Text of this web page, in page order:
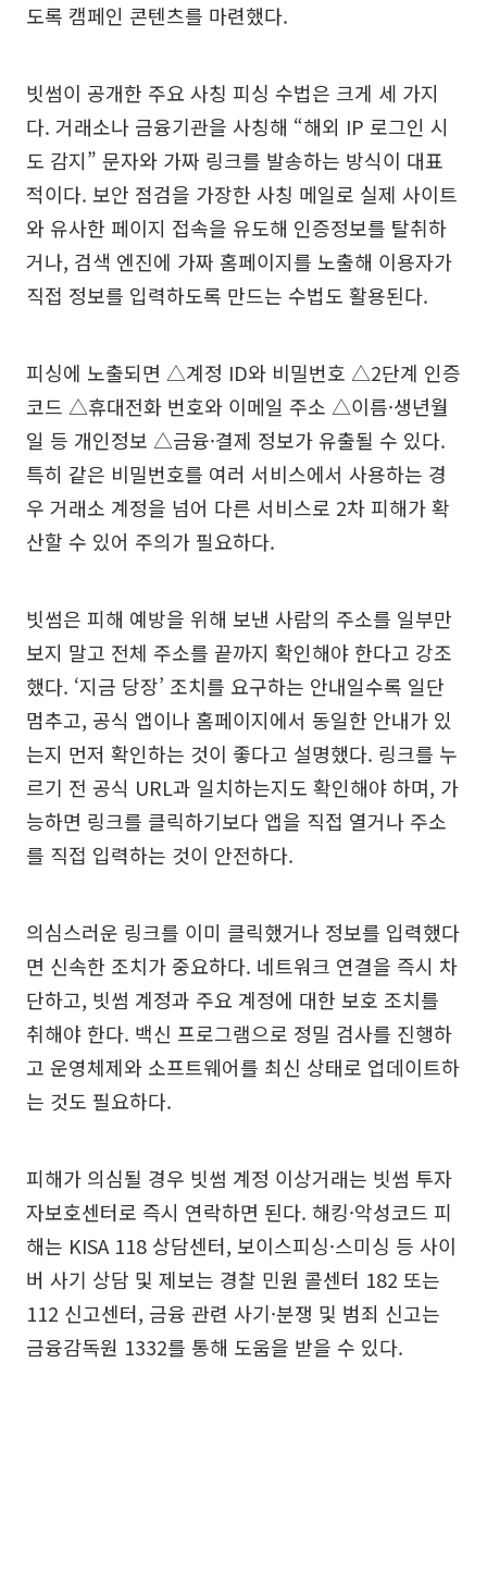
도록 캠페인 콘텐츠를 마련했다.
빗썸이 공개한 주요 사칭 피싱 수법은 크게 세 가지
다. 거래소나 금융기관을 사칭해 “해외 IP 로그인 시
도 감지” 문자와 가짜 링크를 발송하는 방식이 대표
적이다. 보안 점검을 가장한 사칭 메일로 실제 사이트
와 유사한 페이지 접속을 유도해 인증정보를 탈취하
거나, 검색 엔진에 가짜 홈페이지를 노출해 이용자가
직접 정보를 입력하도록 만드는 수법도 활용된다.
피싱에 노출되면 △계정 ID와 비밀번호 △2단계 인증
코드 △휴대전화 번호와 이메일 주소 △이름·생년월
일 등 개인정보 △금융·결제 정보가 유출될 수 있다.
특히 같은 비밀번호를 여러 서비스에서 사용하는 경
우 거래소 계정을 넘어 다른 서비스로 2차 피해가 확
산할 수 있어 주의가 필요하다.
빗썸은 피해 예방을 위해 보낸 사람의 주소를 일부만
보지 말고 전체 주소를 끝까지 확인해야 한다고 강조
했다. ‘지금 당장’ 조치를 요구하는 안내일수록 일단
멈추고, 공식 앱이나 홈페이지에서 동일한 안내가 있
는지 먼저 확인하는 것이 좋다고 설명했다. 링크를 누
르기 전 공식 URL과 일치하는지도 확인해야 하며, 가
능하면 링크를 클릭하기보다 앱을 직접 열거나 주소
를 직접 입력하는 것이 안전하다.
의심스러운 링크를 이미 클릭했거나 정보를 입력했다
면 신속한 조치가 중요하다. 네트워크 연결을 즉시 차
단하고, 빗썸 계정과 주요 계정에 대한 보호 조치를
취해야 한다. 백신 프로그램으로 정밀 검사를 진행하
고 운영체제와 소프트웨어를 최신 상태로 업데이트하
는 것도 필요하다.
피해가 의심될 경우 빗썸 계정 이상거래는 빗썸 투자
자보호센터로 즉시 연락하면 된다. 해킹·악성코드 피
해는 KISA 118 상담센터, 보이스피싱·스미싱 등 사이
버 사기 상담 및 제보는 경찰 민원 콜센터 182 또는
112 신고센터, 금융 관련 사기·분쟁 및 범죄 신고는
금융감독원 1332를 통해 도움을 받을 수 있다.